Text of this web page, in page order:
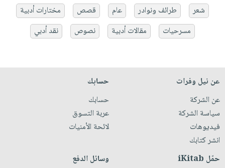
شعر
طرائف ونوادر عام قصص
مختارات أدبية
مسرحيات
مقالات أدبية نصوص نقد أدبي
عن نيل وفرات
عن الشركة
سياسة الشركة
فيديوهات
انشر كتابك
حسابك
حسابك
عربة التسوق
لائحة الأمنيات
حمّل iKitab وسائل الدفع